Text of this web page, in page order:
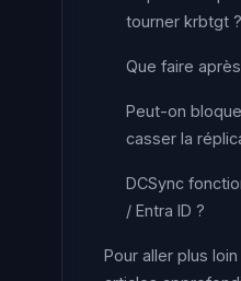
tourner krbtgt ?
Que faire
Peut-on
casser la
DCSync
/ Entra ID ?
Pour aller plus